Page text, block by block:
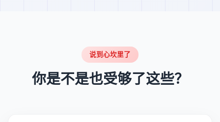
说到心坎里了
你是不是也受够了这些？